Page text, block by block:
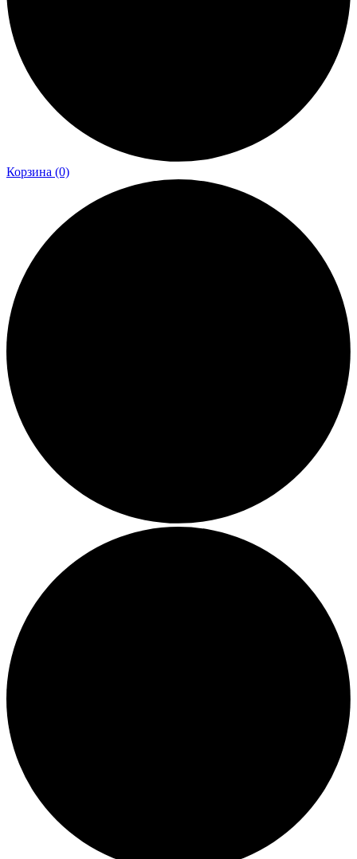
Корзина (0)